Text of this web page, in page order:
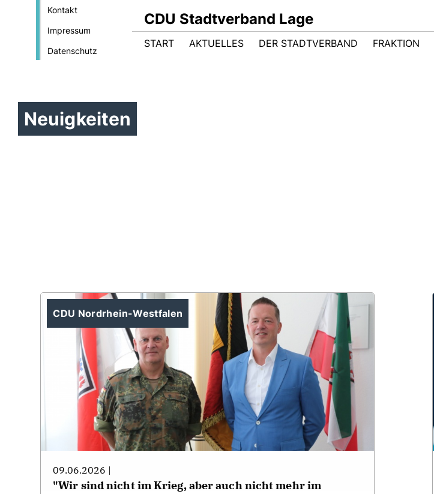
Kontakt
Impressum
Datenschutz
CDU Stadtverband Lage
START AKTUELLES DER STADTVERBAND FRAKTION
Neuigkeiten
CDU Nordrhein-Westfalen
09.06.2026 |
"Wir sind nicht im Krieg, aber auch nicht mehr im